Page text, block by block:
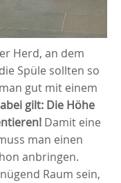
Herd, an dem
Spüle sollten so
gut mit einem
gilt: Die Höhe
Damit eine
man einen
anbringen.
Raum sein,